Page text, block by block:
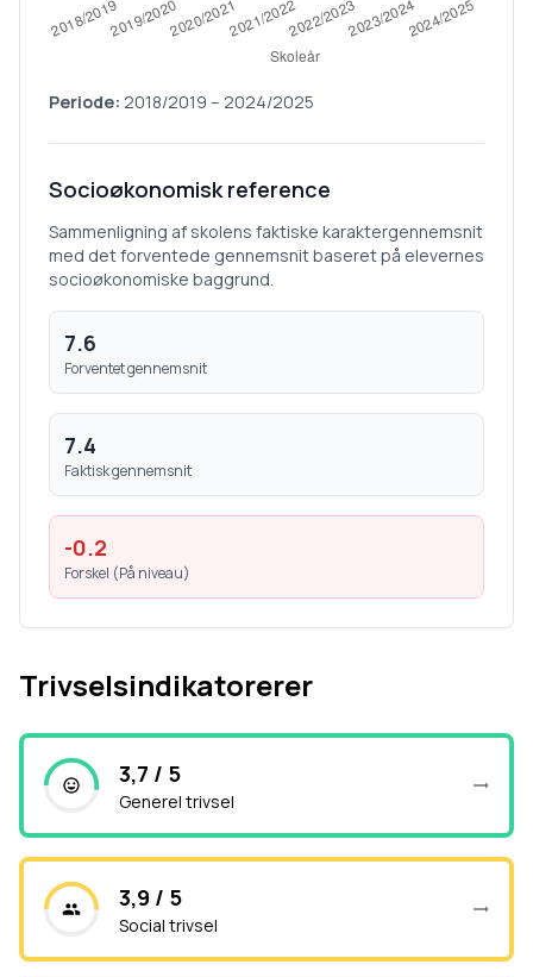
Periode: 2018/2019 – 2024/2025
Socioøkonomisk reference
Sammenligning af skolens faktiske karaktergennemsnit
med det forventede gennemsnit baseret på elevernes
socioøkonomiske baggrund.
7.6
Forventet gennemsnit
7.4
Faktisk gennemsnit
-0.2
Forskel (På niveau)
Trivselsindikatorerer
3,7 / 5
Generel trivsel
3,9 / 5
Social trivsel